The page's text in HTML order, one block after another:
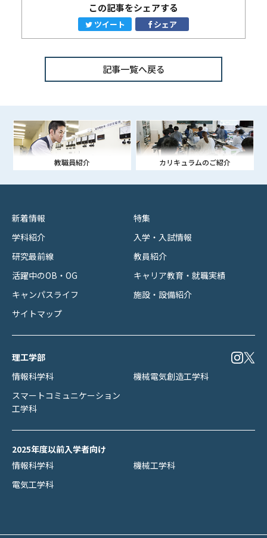
この記事をシェアする
ツイート シェア
記事一覧へ戻る
教職員紹介 カリキュラムのご紹介
新着情報
特集
学科紹介
入学・入試情報
研究最前線
教員紹介
活躍中のOB・OG
キャリア教育・就職実績
キャンパスライフ
施設・設備紹介
サイトマップ
理工学部
情報科学科
機械電気創造工学科
スマートコミュニケーション
工学科
2025年度以前入学者向け
情報科学科
機械工学科
電気工学科